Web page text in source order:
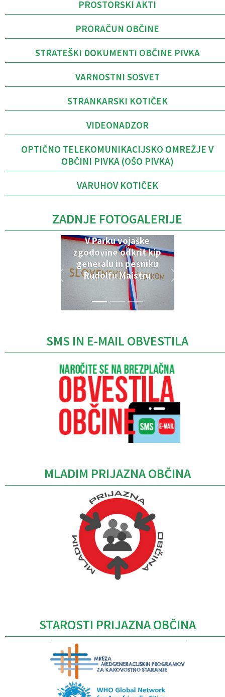
PROSTORSKI AKTI
PRORAČUN OBČINE
STRATEŠKI DOKUMENTI OBČINE PIVKA
VARNOSTNI SOSVET
STRANKARSKI KOTIČEK
VIDEONADZOR
OPTIČNO TELEKOMUNIKACIJSKO OMREŽJE V
OBČINI PIVKA (OŠO PIVKA)
VARUHOV KOTIČEK
ZADNJE FOTOGALERIJE
V Parku vojaške
zgodovine odkrit kip
generalu in pesniku
Rudolfu Maistru
SMS IN E-MAIL OBVESTILA
MLADIM PRIJAZNA OBČINA
STAROSTI PRIJAZNA OBČINA